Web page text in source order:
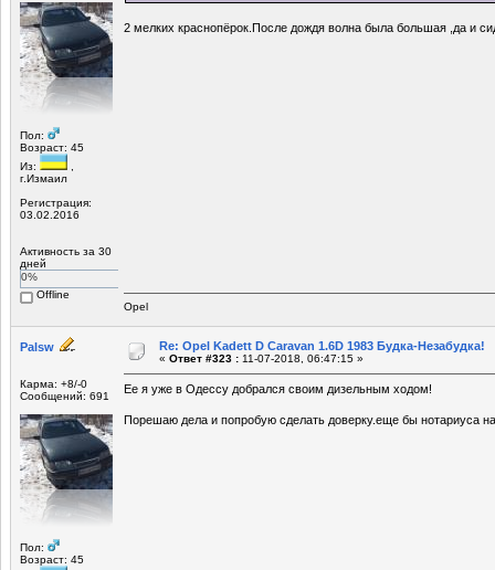
Пол:
Возраст: 45
Из:
г.Измаил
Регистрация:
03.02.2016
Активность за 30
дней
0%
Offline
2 мелких краснопёрок.После дождя волна была большая ,да и
Opel
Palsw
Карма: +8/-0
Сообщений: 691
Пол:
Возраст: 45
Re: Opel Kadett D Caravan 1.6D 1983 Будка-Незабудка!
« Ответ #323 : 11-07-2018, 06:47:15 »
Ее я уже в Одессу добрался своим дизельным ходом!
Порешаю дела и попробую сделать доверку.еще бы нотариуса